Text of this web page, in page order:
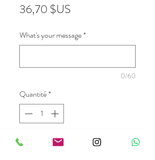
36,70 $US
What's your message*
0/60
Quantité*
Ajouter au panier